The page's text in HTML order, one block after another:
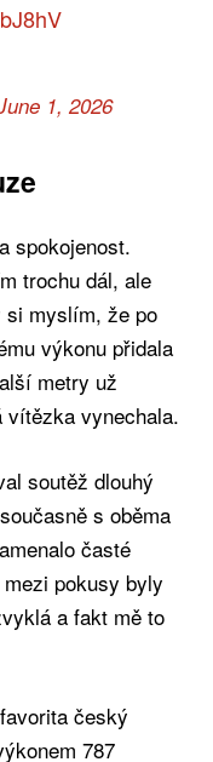
1, 2026
spokojenost.
trochu dál, ale
si myslím, že po
výkonu přidala
metry už
vítězka vynechala.
soutěž dlouhý
s oběma
časté
pokusy byly
a fakt mě to
český
787